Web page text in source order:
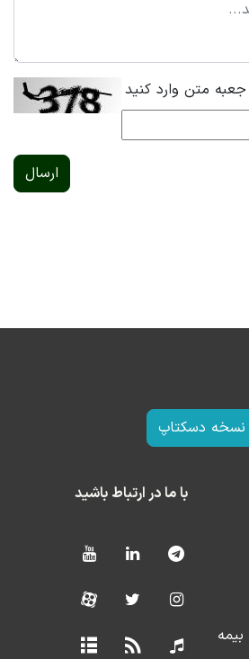
متن وارد کنید
ارسال
نسخه دسکتاپ
با ما در ارتباط باشید